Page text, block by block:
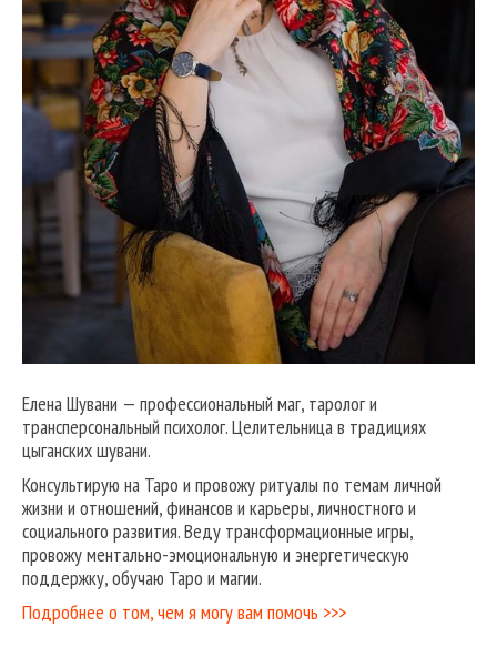
Елена Шувани — профессиональный маг, таролог и
трансперсональный психолог. Целительница в традициях
цыганских шувани.
Консультирую на Таро и провожу ритуалы по темам личной
жизни и отношений, финансов и карьеры, личностного и
социального развития. Веду трансформационные игры,
провожу ментально-эмоциональную и энергетическую
поддержку, обучаю Таро и магии.
Подробнее о том, чем я могу вам помочь >>>